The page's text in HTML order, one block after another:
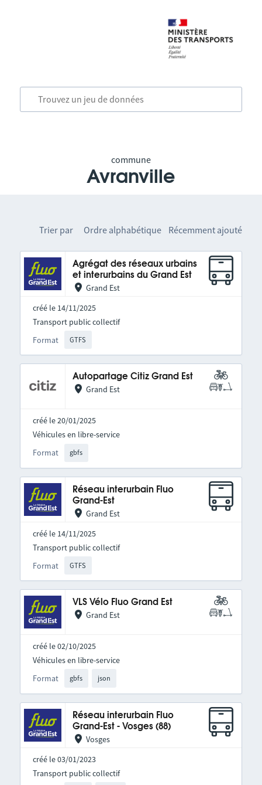
commune
Avranville
Trier par Ordre alphabétique Récemment ajouté
Agrégat des réseaux urbains
et interurbains du Grand Est
Grand Est
créé le 14/11/2025
Format GTFS
Transport public collectif
Autopartage Citiz Grand Est
Grand Est
créé le 20/01/2025
Format gbfs
Véhicules en libre-service
Réseau interurbain Fluo
Grand-Est
Grand Est
créé le 14/11/2025
Format GTFS
Transport public collectif
VLS Vélo Fluo Grand Est
Grand Est
créé le 02/10/2025
Format gbfs json
Véhicules en libre-service
Réseau interurbain Fluo
Grand-Est - Vosges (88)
Vosges
créé le 03/01/2023
Transport public collectif